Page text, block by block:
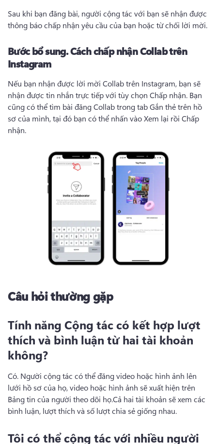
Sau khi bạn đăng bài, người cộng tác với bạn sẽ nhận được
thông báo chấp nhận yêu cầu của bạn hoặc từ chối lời mời.
Bước bổ sung.Cách chấp nhận Collab trên
Instagram
Nếu bạn nhận được lời mời Collab trên Instagram, bạn sẽ
nhận được tin nhắn trực tiếp với tùy chọn Chấp nhận. Bạn
cũng có thể tìm bài đăng Collab trong tab Gắn thẻ trên hồ
sơ của mình, tại đó bạn có thể nhấn vào Xem lại rồi Chấp
nhận.
Câu hỏi thường gặp
Tính năng Cộng tác có kết hợp lượt
thích và bình luận từ hai tài khoản
không?
Có. Người cộng tác có thể đăng video hoặc hình ảnh lên
lưới hồ sơ của họ, video hoặc hình ảnh sẽ xuất hiện trên
Bảng tin của người theo dõi họ.Cả hai tài khoản sẽ xem các
bình luận, lượt thích và số lượt chia sẻ giống nhau.
Tôi có thể cộng tác với nhiều người